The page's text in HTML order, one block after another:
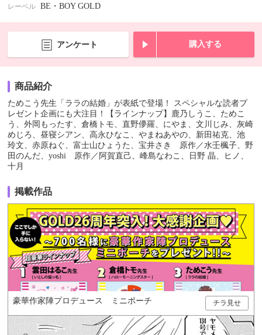
レーベル BE・BOY GOLD
アンケート 購入する
商品紹介
ためこう先生「ララの結婚」が表紙で登場！ スペシャルな読者プ
レゼント企画にも大注目！【ラインナップ】鹿乃しうこ、ためこ
う、外岡もったす、倉橋トモ、直野儚羅、にやま、文川じみ、灰崎
めじろ、昼寝シアン、高永ひなこ、やまねあやの、新田祐克、池
玲文、赤原ねぐ、富士山ひょうた、宝井さき 原作／水壬楓子、野
田のんだ、yoshi 原作／阿賀直己、峰島なわこ、日野 晶、ヒノ、
十月
掲載作品
豪華作家陣プロデュース ミニポーチ チラ見せ